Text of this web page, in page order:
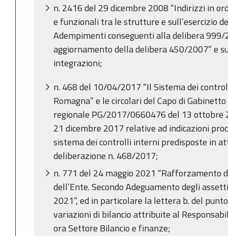
n. 2416 del 29 dicembre 2008 “Indirizzi in
e funzionali tra le strutture e sull’esercizio
Adempimenti conseguenti alla delibera 999/
aggiornamento della delibera 450/2007” e
integrazioni;
n. 468 del 10/04/2017 “Il Sistema dei
Romagna” e le circolari del Capo di
regionale PG/2017/0660476 del 13
21 dicembre 2017 relative ad indicazioni
sistema dei controlli interni predisposte in
deliberazione n. 468/2017;
n. 771 del 24 maggio 2021 “Rafforzamento
dell’Ente. Secondo Adeguamento degli
2021”, ed in particolare la lettera b. del
variazioni di bilancio attribuite al
ora Settore Bilancio e finanze;